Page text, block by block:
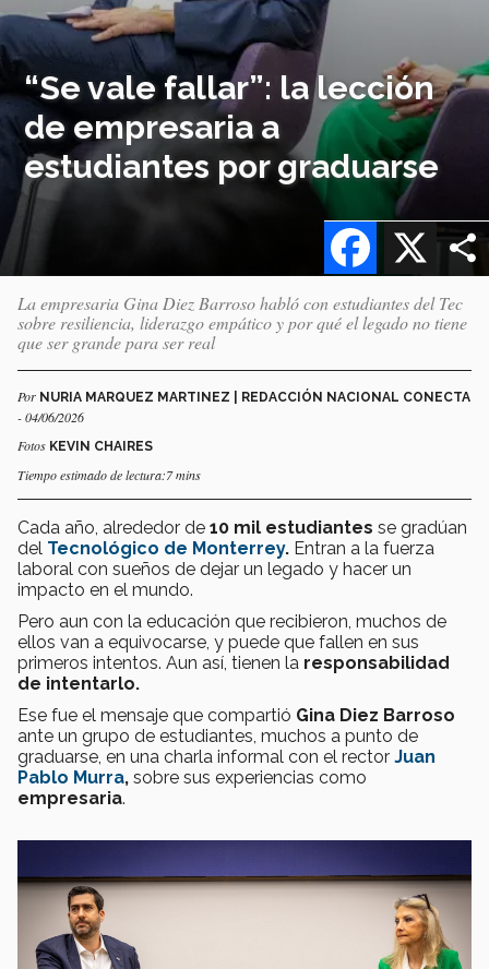
“Se vale fallar”: la lección
de empresaria a
estudiantes por graduarse
X
Facebook
La empresaria Gina Diez Barroso habló con estudiantes del Tec
sobre resiliencia, liderazgo empático y por qué el legado no tiene
que ser grande para ser real
Por NURIA MARQUEZ MARTINEZ | REDACCIÓN NACIONAL CONECTA
- 04/06/2026
Fotos KEVIN CHAIRES
Tiempo estimado de lectura:7 mins
Cada año, alrededor de 10 mil estudiantes se gradúan
del Tecnológico de Monterrey. Entran a la fuerza
laboral con sueños de dejar un legado y hacer un
impacto en el mundo.
Pero aun con la educación que recibieron, muchos de
ellos van a equivocarse, y puede que fallen en sus
primeros intentos. Aun así, tienen la responsabilidad
de intentarlo.
Ese fue el mensaje que compartió Gina Diez Barroso
ante un grupo de estudiantes, muchos a punto de
graduarse, en una charla informal con el rector Juan
Pablo Murra, sobre sus experiencias como
empresaria.